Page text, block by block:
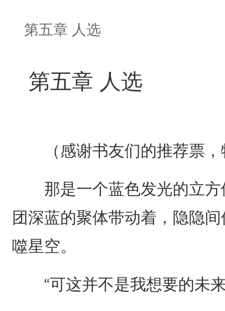
第五章 人选
第五章 人选
（感谢书友们的推荐票，
那是一个蓝色发光的立方
团深蓝的聚体带动着，隐隐
噬星空。
“可这并不是我想要的未来